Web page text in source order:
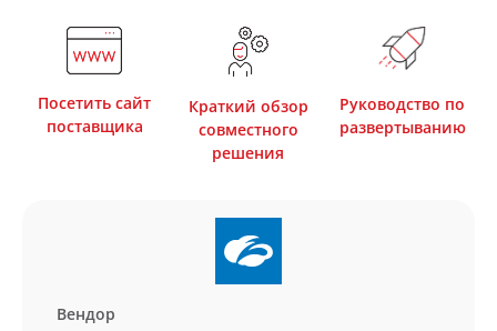
Посетить сайт
поставщика
Краткий обзор
совместного
решения
Руководство по
развертыванию
Вендор